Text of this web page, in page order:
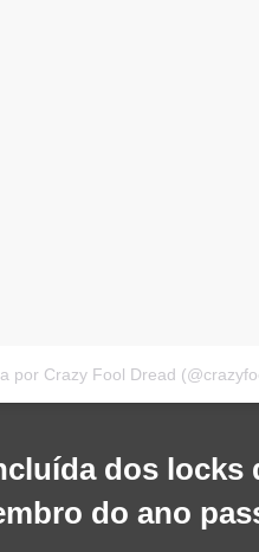
por Crazy Fool Dread
dos locks
do ano